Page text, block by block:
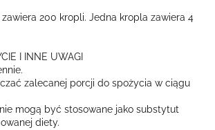
200 kropli. Jedna kropla zawiera 4
I INNE UWAGI
zalecanej porcji do spożycia w ciągu
mogą być stosowane jako substytut
diety.